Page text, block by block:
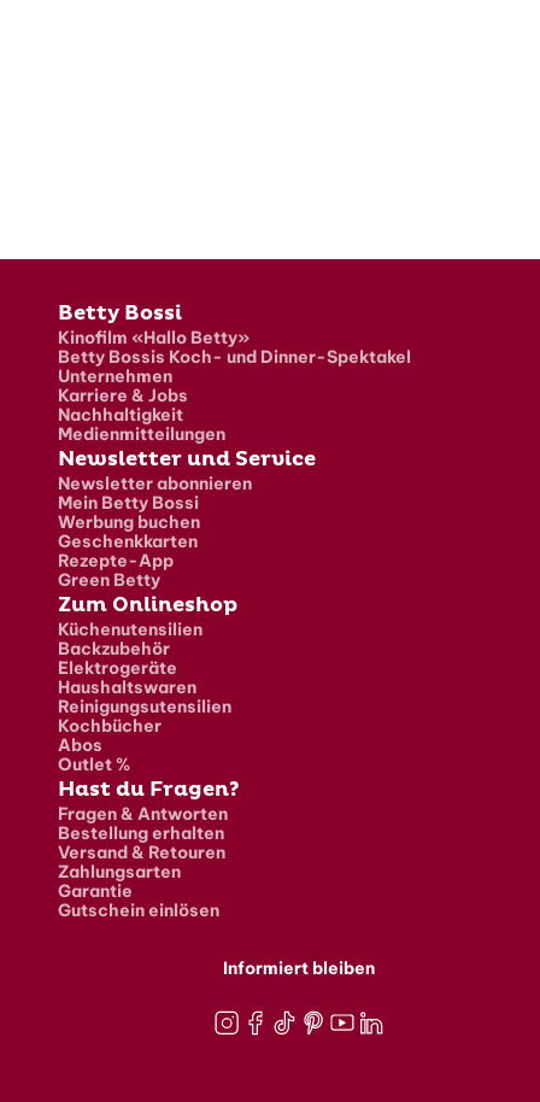
Fusszeile
Betty Bossi
Kinofilm «Hallo Betty»
Betty Bossis Koch- und Dinner-Spektakel
Unternehmen
Karriere & Jobs
Nachhaltigkeit
Medienmitteilungen
Newsletter und Service
Newsletter abonnieren
Mein Betty Bossi
Werbung buchen
Geschenkkarten
Rezepte-App
Green Betty
Zum Onlineshop
Küchenutensilien
Backzubehör
Elektrogeräte
Haushaltswaren
Reinigungsutensilien
Kochbücher
Abos
Outlet %
Hast du Fragen?
Fragen & Antworten
Bestellung erhalten
Versand & Retouren
Zahlungsarten
Garantie
Gutschein einlösen
Informiert bleiben